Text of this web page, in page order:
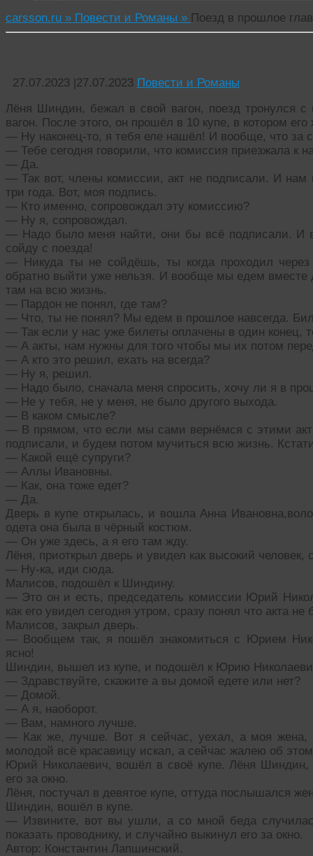
carsson.ru » Повести и Романы » Поезд в прошлое
27.07.2023 |27.07.2023 Повести и Романы
Лёня Шиндин, бежал в свой вагон, поезд тронулся
вагон. После этого, он прошёл в 10 купе, в котором
— Ну наконец-то, я тебя еле нашёл! И вообще, что за
— Тебе сегодня говорили, что комиссия приезжала к
— Да.
— Так вот, члены комиссии, акт не подписали. И
три года. Вот, моя подпись.
— Кто именно, сопровождал эту комиссию?
— Ну я, сопровождал.
— Надо было меня найти, они бы всё подписали. И
сойду с поезда!
— Никуда ты не сойдёшь, ты когда проходил
обратно выйти уже нельзя. И вообще мы едем вместе
там на всю жизнь.
— Пардон не понял, где там?
— Что, ты не понял? Мы едем в прошлое навсегда.
— Так если у нас уже билеты оплачены в один конец,
— А акты, нам нужны для того чтобы мы их потом
— А кто это решил, ехать на всегда?
— Ну я, решил.
— Надо было, сначала меня спросить, хочу ли я в
— Не у тебя, не у меня, не было другого выхода.
— В каком смысле?
— В прямом, что если мы сами вернёмся с этими
подписали, и будем потом мучиться всю жизнь.
— Какой ещё супруги?
— Аллы Ивановны.
— Как, она тоже едет?
— Да.
Дверь в купе открылась, и вошла Анна
одета она была в чёрный костюм.
— Он уже здесь, а я его там жду.
Лёня, приоткрыл дверь и увидел как высокий человек,
— Ну-ка, иди сюда.
Малисов, подошёл к Шиндину.
— Это он и есть, председатель комиссии Юрий
как его увидел сегодня утром, сразу понял что акта не
Малисов, закрыл дверь.
— Вообщем так, я пошёл знакомиться с Юрием
ясно!
Шиндин, вышел из купе, и подошёл к Юрию
— Здравствуйте, скажите а вы домой едете или нет?
— Домой.
— А я, наоборот.
— Вам, намного лучше.
— Как же, лучше. Вот я сейчас, уехал, а моя жена,
молодой всё красавицу искал, а сейчас жалею об
Юрий Николаевич, вошёл в своё купе. Лёня Шиндин,
его за окно.
Лёня, постучал в девятое купе, оттуда послышался
Шиндин, вошёл в купе.
— Извините, вот вы ушли, а со мной беда
показать проводнику, и случайно выкинул его за окно.
Автор: Константин Лапшинский.